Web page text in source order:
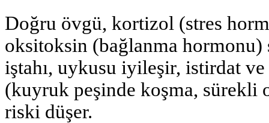
Doğru övgü, kortizol (stres
oksitoksin (bağlanma hormonu)
iştahı, uykusu iyileşir, istirdat ve
(kuyruk peşinde koşma, sürekli
riski düşer.